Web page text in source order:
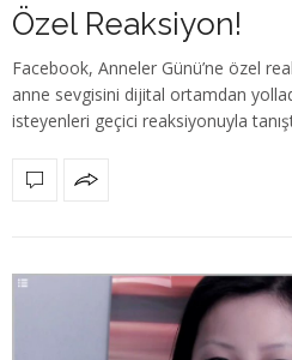
Özel Reaksiyon!
Facebook, Anneler Günü’ne özel
anne sevgisini dijital ortamdan
isteyenleri geçici reaksiyonuyla